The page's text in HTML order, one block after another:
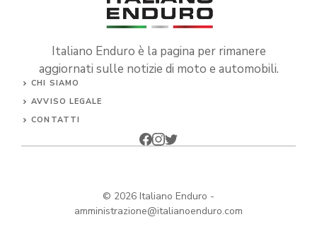
Italiano Enduro è la pagina per rimanere
aggiornati sulle notizie di moto e automobili.
CHI SIAMO
AVVISO LEGALE
CONTATTI
© 2026 Italiano Enduro -
amministrazione@italianoenduro.com